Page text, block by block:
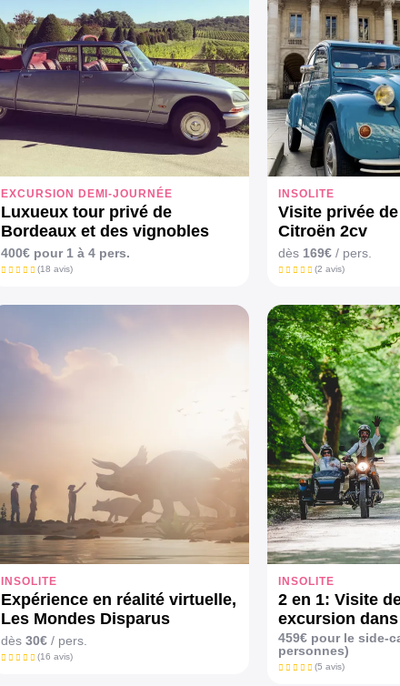
EXCURSION DEMI-JOURNÉE
Luxueux tour privé de
Bordeaux et des vignobles
400€ pour 1 à 4 pers.
(18 avis)
INSOLITE
Visite privée
Citroën 2cv
dès 169€ / pers.
(2 avis)
INSOLITE
Expérience en réalité virtuelle,
Les Mondes Disparus
dès 30€ / pers.
(16 avis)
INSOLITE
2 en 1: Visite
excursion
en side-car
459€ pour le side-
personnes)
(5 avis)